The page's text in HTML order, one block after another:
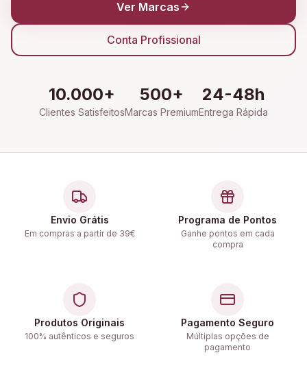
Ver Marcas
Conta Profissional
10.000+
Clientes Satisfeitos
500+
Marcas Premium
24-48h
Entrega Rápida
Envio Grátis
Em compras a partir de 39€
Programa de Pontos
Ganhe pontos em cada
compra
Produtos Originais
100% autênticos e seguros
Pagamento Seguro
Múltiplas opções de
pagamento